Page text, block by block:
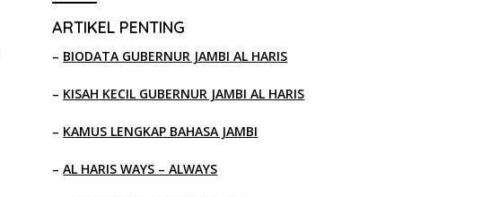
ARTIKEL PENTING
– BIODATA GUBERNUR JAMBI AL HARIS
– KISAH KECIL GUBERNUR JAMBI AL HARIS
– KAMUS LENGKAP BAHASA JAMBI
–AL HARIS WAYS – ALWAYS